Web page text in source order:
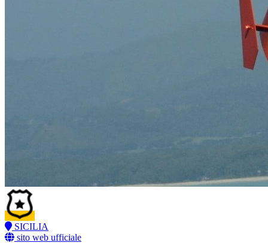
SICILIA
sito web ufficiale